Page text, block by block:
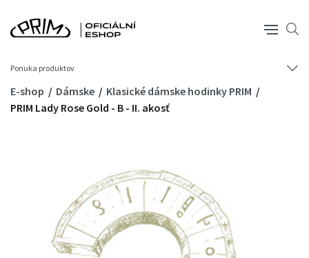
Ponuka produktov
E-shop Dámske
Klasické dámske hodinky PRIM
PRIM Lady Rose Gold - B - II. akosť